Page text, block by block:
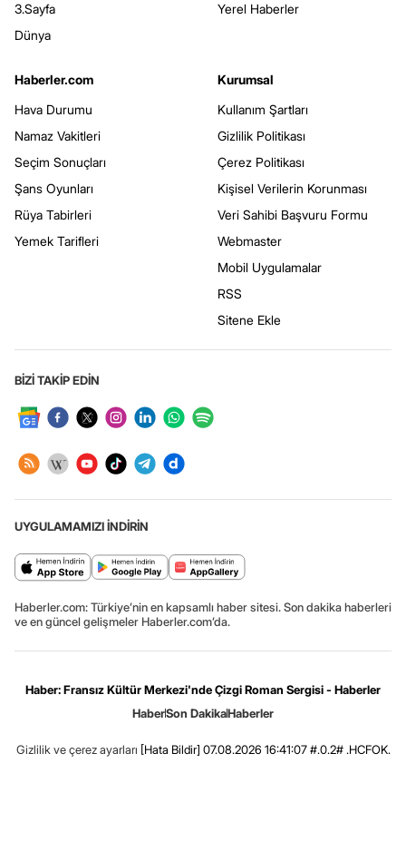
3.Sayfa
Dünya
Yerel Haberler
Haberler.com
Hava Durumu
Namaz Vakitleri
Seçim Sonuçları
Şans Oyunları
Rüya Tabirleri
Yemek Tarifleri
Kurumsal
Kullanım Şartları
Gizlilik Politikası
Çerez Politikası
Kişisel Verilerin Korunması
Veri Sahibi Başvuru Formu
Webmaster
Mobil Uygulamalar
RSS
Sitene Ekle
BİZİ TAKİP EDİN
UYGULAMAMIZI İNDİRİN
Haberler.com: Türkiye’nin en kapsamlı haber sitesi. Son dakika haberleri
ve en güncel gelişmeler Haberler.com’da.
Haber: Fransız Kültür Merkezi'nde Çizgi Roman Sergisi - Haberler
HaberSon DakikaHaberler
Gizlilik ve çerez ayarları [Hata Bildir] 07.08.2026 16:41:07 #.0.2# .HCFOK.